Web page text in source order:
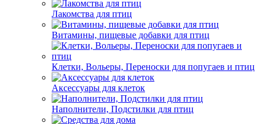
Лакомства для птиц
Витамины, пищевые добавки для птиц
Клетки, Вольеры, Переноски для попугаев и птиц
Аксессуары для клеток
Наполнители, Подстилки для птиц